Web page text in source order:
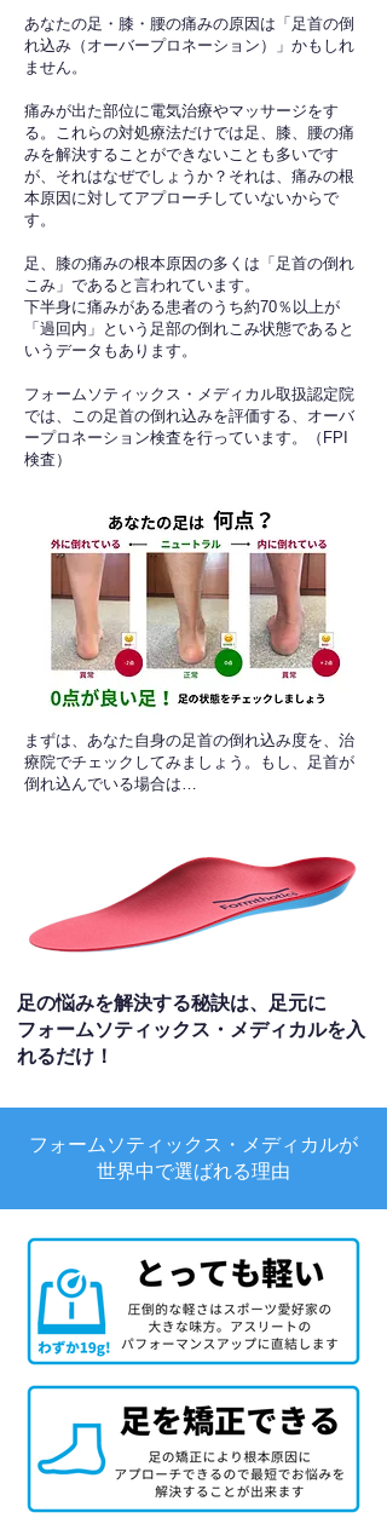
あなたの足・膝・腰の痛みの原因は「足首の倒
れ込み（オーバープロネーション）」かもしれ
ません。
痛みが出た部位に電気治療やマッサージをす
る。これらの対処療法だけでは足、膝、腰の痛
みを解決することができないことも多いです
が、それはなぜでしょうか？それは、痛みの根
本原因に対してアプローチしていないからで
す。
足、膝の痛みの根本原因の多くは「足首の倒れ
こみ」であると言われています。
下半身に痛みがある患者のうち約70％以上が
「過回内」という足部の倒れこみ状態であると
いうデータもあります。
フォームソティックス・メディカル取扱認定院
では、この足首の倒れ込みを評価する、オーバ
ープロネーション検査を行っています。（FPI
検査）​
​まずは、あなた自身の足首の倒れ込み度を、治
療院でチェックしてみましょう。もし、足首が
倒れ込んでいる場合は…
足の悩みを解決する秘訣は、足元に
フォームソティックス・メディカルを入
れるだけ！
フォームソティックス・メディカルが
世界中で選ばれる理由